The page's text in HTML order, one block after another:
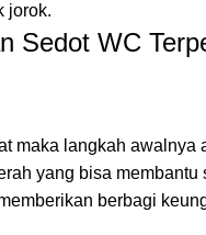
jorok.
Sedot WC
maka langkah
yang bisa
berbagi